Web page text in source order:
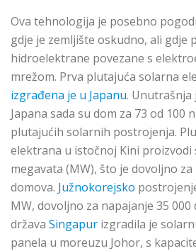
Ova tehnologija je posebno
gdje je zemljište oskudno, ali gdje
hidroelektrane povezane s
mrežom. Prva plutajuća solarna
izgrađena je u Japanu. Unutrašnja
Japana sada su dom za 73 od 100
plutajućih solarnih postrojenja.
elektrana u istočnoj Kini proizvodi
megavata (MW), što je dovoljno
domova. Južnokorejsko
MW, dovoljno za napajanje 35 000
država Singapur izgradila je
panela u moreuzu Johor, s